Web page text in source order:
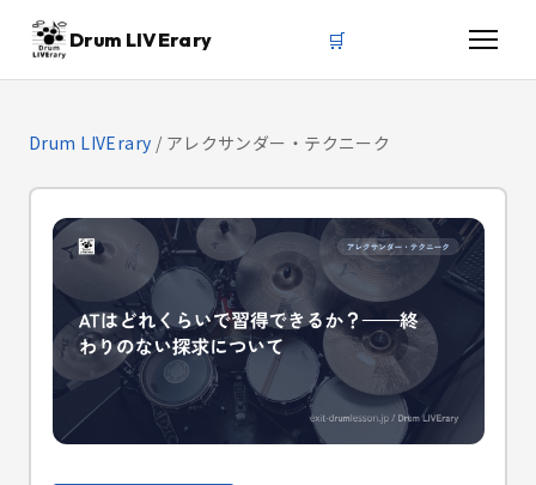
Drum LIVErary 🛒
Drum LIVErary / アレクサンダー・テクニーク